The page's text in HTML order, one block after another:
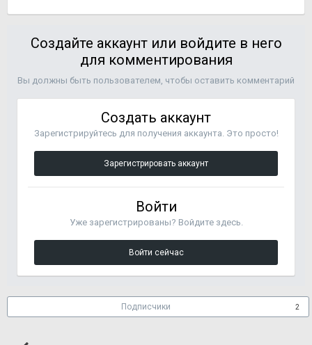
Создайте аккаунт или войдите в него
для комментирования
Вы должны быть пользователем, чтобы оставить комментарий
Создать аккаунт
Зарегистрируйтесь для получения аккаунта. Это просто!
Зарегистрировать аккаунт
Войти
Уже зарегистрированы? Войдите здесь.
Войти сейчас
Подписчики 2